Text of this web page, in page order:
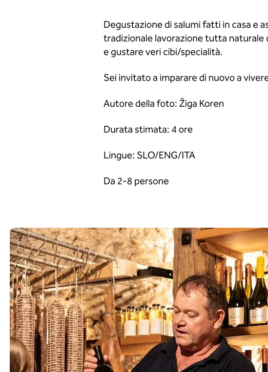
Degustazione di salumi fatti in casa e
tradizionale lavorazione tutta naturale
e gustare veri cibi/specialità.
Sei invitato a imparare di nuovo a
Autore della foto: Žiga Koren
Durata stimata: 4 ore
Lingue: SLO/ENG/ITA
Da 2-8 persone